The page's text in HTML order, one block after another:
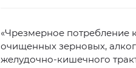
«Чрезмерное потребление
очищенных зерновых,
желудочно-кишечного